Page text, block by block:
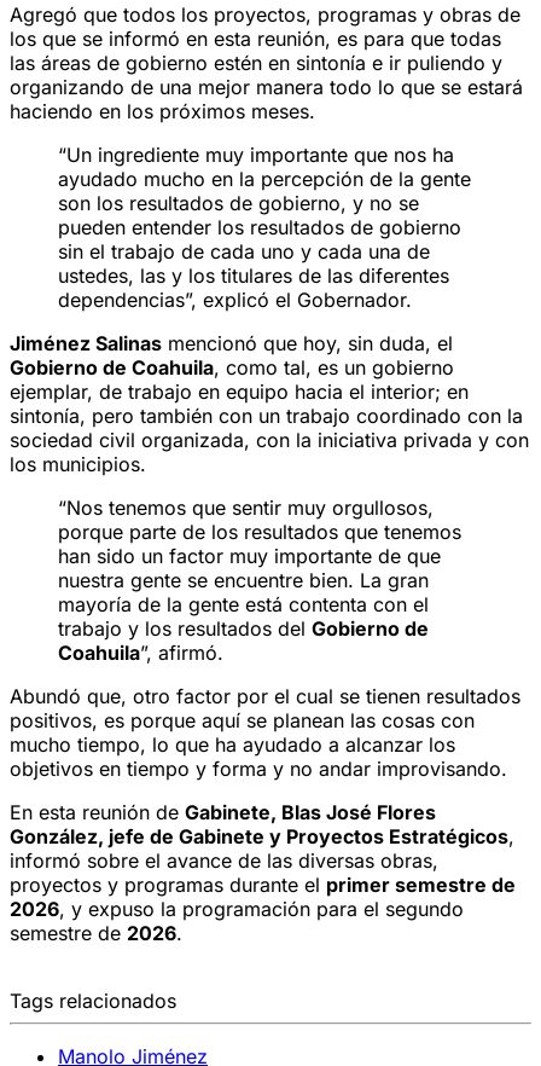
Agregó que todos los proyectos, programas y obras de
los que se informó en esta reunión, es para que todas
las áreas de gobierno estén en sintonía e ir puliendo y
organizando de una mejor manera todo lo que se estará
haciendo en los próximos meses.
“Un ingrediente muy importante que nos ha
ayudado mucho en la percepción de la gente
son los resultados de gobierno, y no se
pueden entender los resultados de gobierno
sin el trabajo de cada uno y cada una de
ustedes, las y los titulares de las diferentes
dependencias”, explicó el Gobernador.
Jiménez Salinas mencionó que hoy, sin duda, el
Gobierno de Coahuila, como tal, es un gobierno
ejemplar, de trabajo en equipo hacia el interior; en
sintonía, pero también con un trabajo coordinado con la
sociedad civil organizada, con la iniciativa privada y con
los municipios.
“Nos tenemos que sentir muy orgullosos,
porque parte de los resultados que tenemos
han sido un factor muy importante de que
nuestra gente se encuentre bien. La gran
mayoría de la gente está contenta con el
trabajo y los resultados del Gobierno de
Coahuila”, afirmó.
Abundó que, otro factor por el cual se tienen resultados
positivos, es porque aquí se planean las cosas con
mucho tiempo, lo que ha ayudado a alcanzar los
objetivos en tiempo y forma y no andar improvisando.
En esta reunión de Gabinete, Blas José Flores
González, jefe de Gabinete y Proyectos Estratégicos,
informó sobre el avance de las diversas obras,
proyectos y programas durante el primer semestre de
2026, y expuso la programación para el segundo
semestre de 2026.
Tags relacionados
Manolo Jiménez